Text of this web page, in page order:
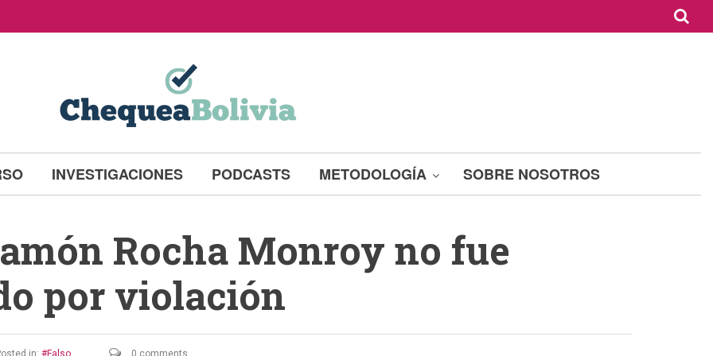
INVESTIGACIONES PODCASTS METODOLOGÍA SOBRE NOSOTROS
Rocha Monroy no fue
por violación
in: Falso 0 comments